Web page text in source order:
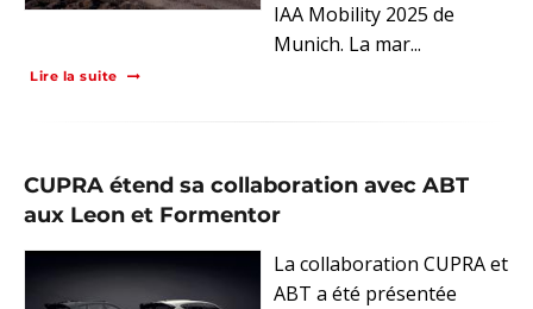
IAA Mobility 2025 de
Munich. La mar...
Lire la suite
CUPRA étend sa collaboration avec ABT
aux Leon et Formentor
La collaboration CUPRA et
ABT a été présentée